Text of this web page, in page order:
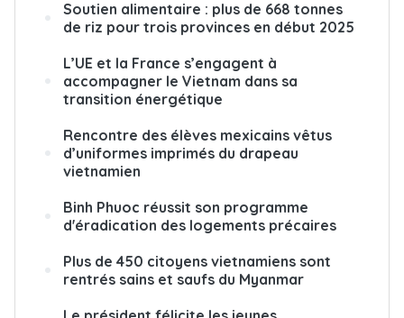
Soutien alimentaire : plus de 668 tonnes
de riz pour trois provinces en début 2025
L’UE et la France s’engagent à
accompagner le Vietnam dans sa
transition énergétique
Rencontre des élèves mexicains vêtus
d’uniformes imprimés du drapeau
vietnamien
Binh Phuoc réussit son programme
d'éradication des logements précaires
Plus de 450 citoyens vietnamiens sont
rentrés sains et saufs du Myanmar